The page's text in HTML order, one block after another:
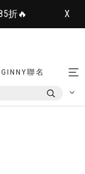
折🔥 X
GINNY聯名